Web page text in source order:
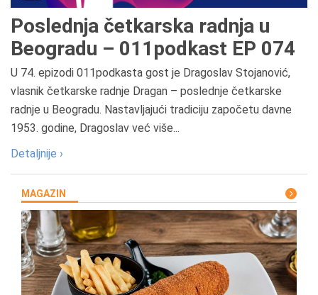
Poslednja četkarska radnja u
Beogradu – 011podkast EP 074
U 74. epizodi 011podkasta gost je Dragoslav Stojanović,
vlasnik četkarske radnje Dragan – poslednje četkarske
radnje u Beogradu. Nastavljajući tradiciju započetu davne
1953. godine, Dragoslav već više...
Detaljnije ›
MAGAZIN